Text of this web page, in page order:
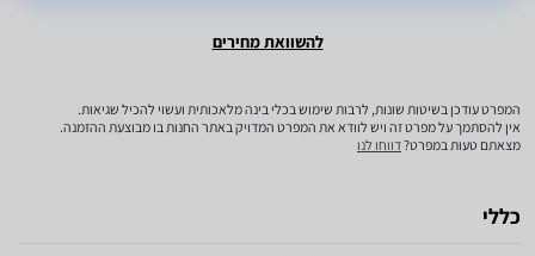
להשוואת מחירים
המפרט עודכן בשיטות שונות, לרבות שימוש בכלי בינה מלאכותית ועשוי להכיל שגיאות.
אין להסתמך על מפרט זה ויש לוודא את המפרט המדויק באתר החנות בו מבוצעת ההזמנה.
מצאתם טעות במפרט?דווחו לנו
כללי